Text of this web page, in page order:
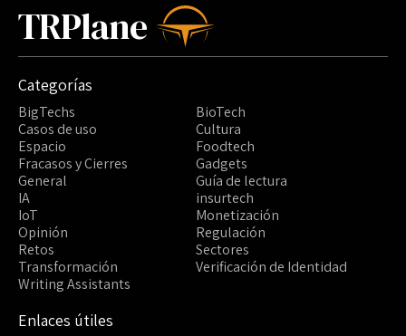
TRPlane
Categorías
BigTechs
BioTech
Casos de uso
Cultura
Espacio
Foodtech
Fracasos y Cierres
Gadgets
General
Guía de lectura
IA
insurtech
IoT
Monetización
Opinión
Regulación
Retos
Sectores
Transformación
Verificación de Identidad
Writing Assistants
Enlaces útiles